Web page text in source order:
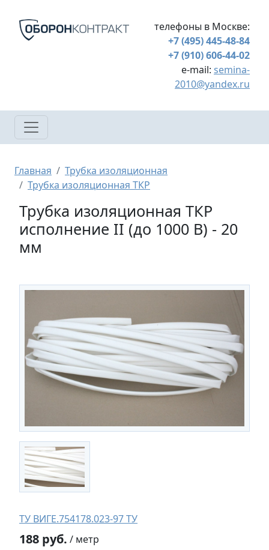
телефоны в Москве:
+7 (495) 445-48-84
+7 (910) 606-44-02
e-mail: semina-
2010@yandex.ru
Строка навигации
Главная
Трубка изоляционная
Трубка изоляционная ТКР
Трубка изоляционная ТКР
исполнение II (до 1000 В) - 20
мм
ТУ ВИГЕ.754178.023-97 ТУ
188 руб. / метр